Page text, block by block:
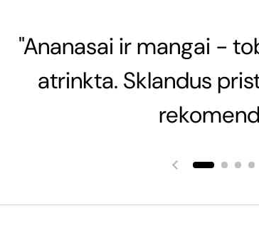
"Ananasai ir mangai -
atrinkta. Sklandus
Ankstesnė